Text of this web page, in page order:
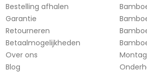
Bestelling afhalen
Garantie
Retourneren
Betaalmogelijkheden
Over ons
Blog